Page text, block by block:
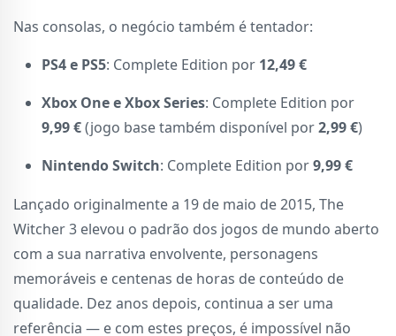
Nas consolas, o negócio também é tentador:
PS4 e PS5: Complete Edition por 12,49 €
Xbox One e Xbox Series: Complete Edition por
9,99 €(jogo base também disponível por2,99 €)
Nintendo Switch: Complete Edition por9,99 €
Lançado originalmente a 19 de maio de 2015, The
Witcher 3 elevou o padrão dos jogos de mundo aberto
com a sua narrativa envolvente, personagens
memoráveis e centenas de horas de conteúdo de
qualidade. Dez anos depois, continua a ser uma
referência — e com estes preços, é impossível não